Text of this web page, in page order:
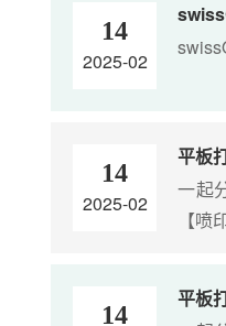
14
2025-02
14
2025-02
平板
一起
【
14
平板